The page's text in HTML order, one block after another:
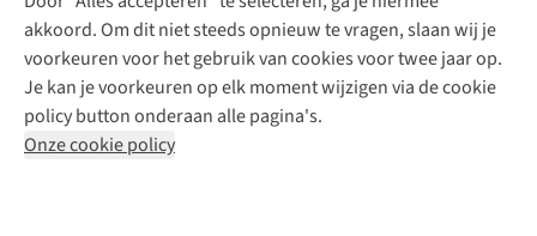
akkoord. Om dit niet steeds opnieuw te vragen, slaan wij je
voorkeuren voor het gebruik van cookies voor twee jaar op.
Je kan je voorkeuren op elk moment wijzigen via de cookie
policy button onderaan alle pagina's.
Onze cookie policy
Disclaimer Privacy Policy
Algemene voorwaarden
Cookie Policy